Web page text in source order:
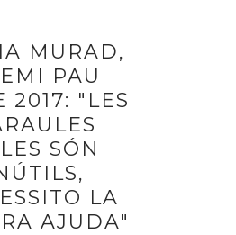
MURAD,
PAU
2017: "LES
SÓN
LA
AJUDA"